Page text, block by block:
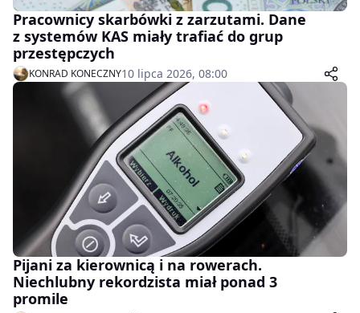
Pracownicy skarbówki z zarzutami. Dane
z systemów KAS miały trafiać do grup
przestępczych
KONRAD KONECZNY10 lipca 2026, 08:00
Pijani za kierownicą i na rowerach.
Niechlubny rekordzista miał ponad 3
promile